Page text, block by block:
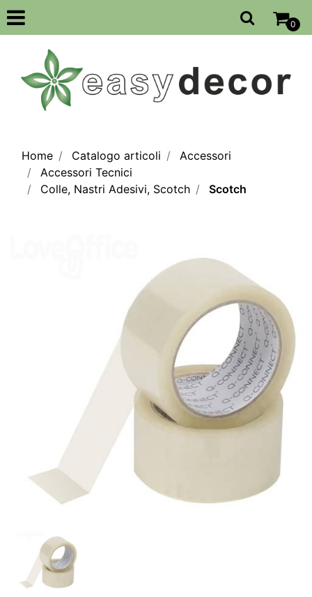
Open
0
Home Catalogo articoli
Accessori
Accessori Tecnici
Colle, Nastri Adesivi, Scotch
Scotch